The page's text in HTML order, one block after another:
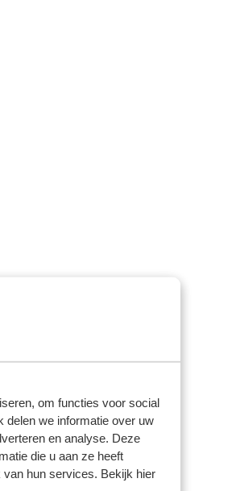
om functies voor social
delen we informatie over uw
en analyse. Deze
die u aan ze heeft
hun services. Bekijk hier